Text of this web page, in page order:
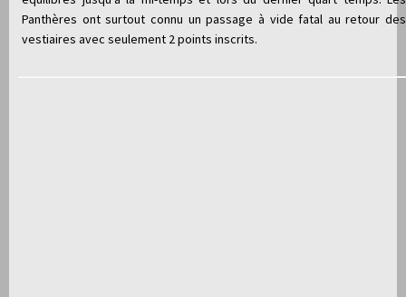
Panthères ont surtout connu un passage à vide fatal au retour des
vestiaires avec seulement 2 points inscrits.